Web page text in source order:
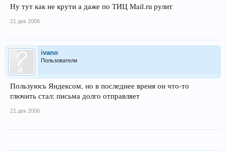
Ну тут как не крути а даже по ТИЦ Mail.ru рулит
21 дек 2006
ivano
Пользователи
Пользуюсь Яндексом, но в последнее вреия он что-то
глючить стал: письма долго отправляет
21 дек 2006